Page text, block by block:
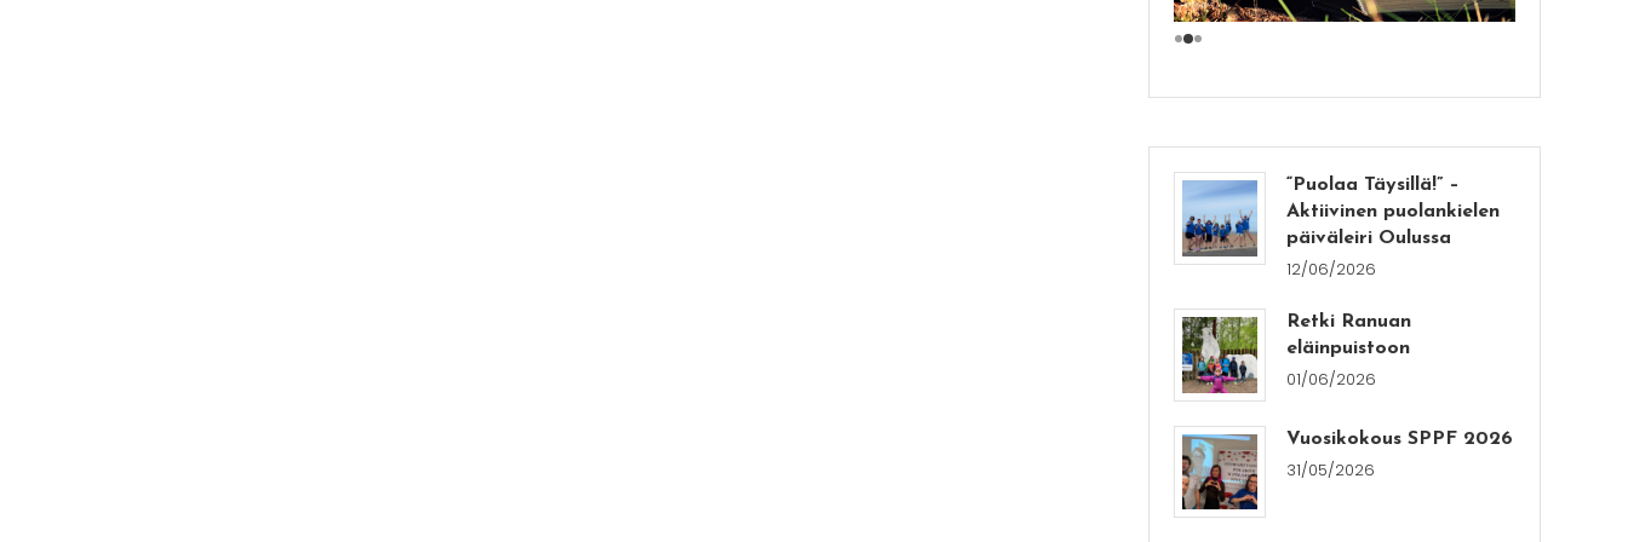
“Puolaa Täysillä!” –
Aktiivinen puolankielen
päiväleiri Oulussa
12/06/2026
Retki Ranuan
eläinpuistoon
01/06/2026
Vuosikokous SPPF 2026
31/05/2026